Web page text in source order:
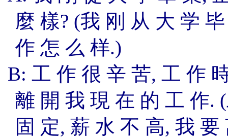
麼 樣? (我 刚 从 大 学
作 怎 么 样.)
B: 工 作 很 辛 苦, 工 作
離 開 我 現 在 的 工 作.
固 定, 薪 水 不 高, 我